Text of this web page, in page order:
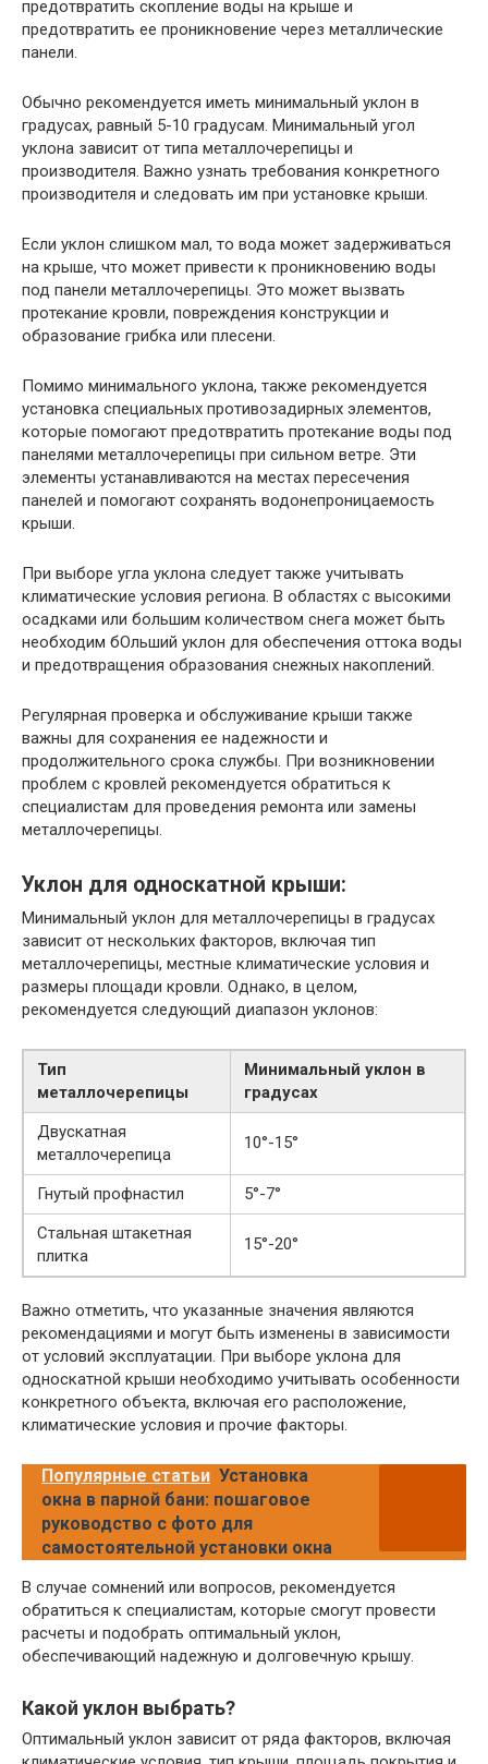
предотвратить скопление воды на крыше и
предотвратить ее проникновение через металлические
панели.
Обычно рекомендуется иметь минимальный уклон в
градусах, равный 5-10 градусам. Минимальный угол
уклона зависит от типа металлочерепицы и
производителя. Важно узнать требования конкретного
производителя и следовать им при установке крыши.
Если уклон слишком мал, то вода может задерживаться
на крыше, что может привести к проникновению воды
под панели металлочерепицы. Это может вызвать
протекание кровли, повреждения конструкции и
образование грибка или плесени.
Помимо минимального уклона, также рекомендуется
установка специальных противозадирных элементов,
которые помогают предотвратить протекание воды под
панелями металлочерепицы при сильном ветре. Эти
элементы устанавливаются на местах пересечения
панелей и помогают сохранять водонепроницаемость
крыши.
При выборе угла уклона следует также учитывать
климатические условия региона. В областях с высокими
осадками или большим количеством снега может быть
необходим бОльший уклон для обеспечения оттока воды
и предотвращения образования снежных накоплений.
Регулярная проверка и обслуживание крыши также
важны для сохранения ее надежности и
продолжительного срока службы. При возникновении
проблем с кровлей рекомендуется обратиться к
специалистам для проведения ремонта или замены
металлочерепицы.
Уклон для односкатной крыши:
Минимальный уклон для металлочерепицы в градусах
зависит от нескольких факторов, включая тип
металлочерепицы, местные климатические условия и
размеры площади кровли. Однако, в целом,
рекомендуется следующий диапазон уклонов:
Тип
металлочерепицы
Минимальный уклон в
градусах
Двускатная
металлочерепица
10°-15°
Гнутый профнастил
5°-7°
Стальная штакетная
плитка
15°-20°
Важно отметить, что указанные значения являются
рекомендациями и могут быть изменены в зависимости
от условий эксплуатации. При выборе уклона для
односкатной крыши необходимо учитывать особенности
конкретного объекта, включая его расположение,
климатические условия и прочие факторы.
Популярные статьи Установка
окна в парной бани: пошаговое
руководство с фото для
самостоятельной установки окна
В случае сомнений или вопросов, рекомендуется
обратиться к специалистам, которые смогут провести
расчеты и подобрать оптимальный уклон,
обеспечивающий надежную и долговечную крышу.
Какой уклон выбрать?
Оптимальный уклон зависит от ряда факторов, включая